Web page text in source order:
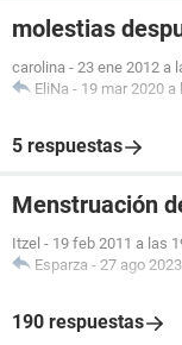
molestias
carolina - 23 ene 2012 a
EliNa - 19 mar 2020 a
5 respuestas
Menstruación
Itzel - 19 feb 2011 a las
Esparza - 27 ago
190 respuestas